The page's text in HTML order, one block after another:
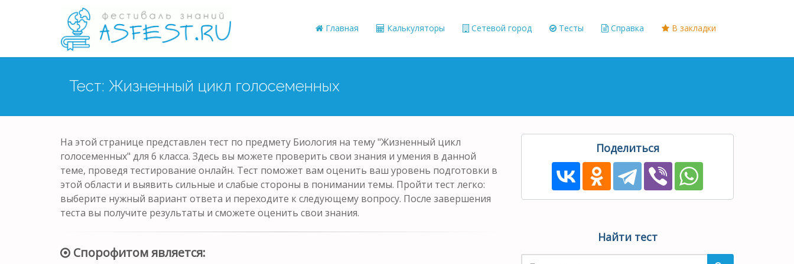
Главная Калькуляторы Сетевой город Тесты Справка В закладки
Тест: Жизненный цикл голосеменных
На этой странице представлен тест по предмету Биология на тему "Жизненный цикл
голосеменных" для 6 класса. Здесь вы можете проверить свои знания и умения в данной
теме, проведя тестирование онлайн. Тест поможет вам оценить ваш уровень подготовки в
этой области и выявить сильные и слабые стороны в понимании темы. Пройти тест легко:
выберите нужный вариант ответа и переходите к следующему вопросу. После завершения
теста вы получите результаты и сможете оценить свои знания.
Спорофитом является:
Поделиться
Найти тест